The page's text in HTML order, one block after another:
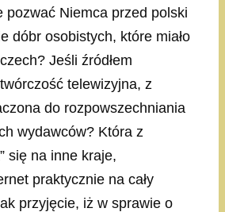
pozwać Niemca przed polski
dóbr osobistych, które miało
Jeśli źródłem
telewizyjna, z
do rozpowszechniania
wydawców? Która z
się na inne kraje,
praktycznie na cały
przyjęcie, iż w sprawie o